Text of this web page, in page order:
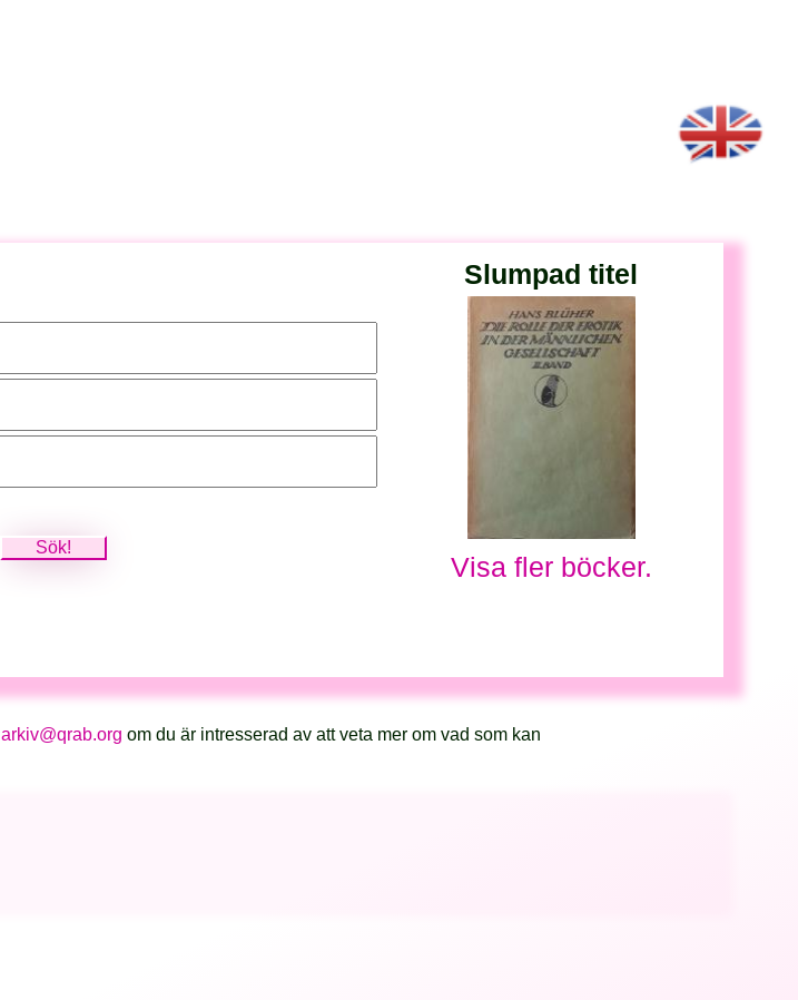
Slumpad titel
Visa fler böcker.
arkiv@qrab.org om du är intresserad av att veta mer om vad som kan